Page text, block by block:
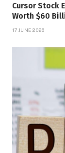
Cursor Stock
Worth $60
17 JUNE 2026